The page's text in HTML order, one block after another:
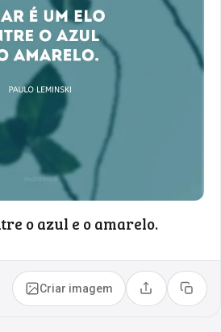
o azul e o amarelo.
Criar imagem Compartilhar
Copiar